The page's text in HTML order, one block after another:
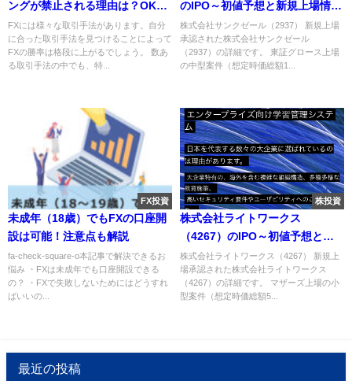
ングが禁止される理由は？OKな
会社はここ
FXには様々な取引手法があります。自分
に合った取引手法を見つけることによって
FXの勝率は格段に上がるでしょう。 数あ
る取引手法の中でも、特...
のIPO～初値予想と新規上場情報
～
株式会社サンクゼール（2937） 新規上場
承認された株式会社サンクゼール
（2937）の詳細です。 東証グロース上場
の中型案件（想定時価総額1...
FX投資
未成年（18歳）でもFXの口座開
設は可能！注意点も解説
fa-check-square-o本記事で解決できるお
悩み ・FXは未成年でも口座開設できる
の？ ・FXで失敗しないためにはどうすれ
ばいいの...
株投資
株式会社ライトワークス
（4267）のIPO～初値予想と新
規上場情報～
株式会社ライトワークス（4267） 新規上
場承認された株式会社ライトワークス
（4267）の詳細です。 マザーズ上場の小
型案件（想定時価総額5...
最近の投稿